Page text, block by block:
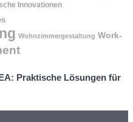
Innovationen
Wohnzimmergestaltung Work-
Praktische Lösungen für